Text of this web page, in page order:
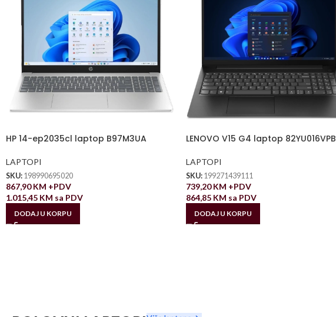
HP 14-ep2035cl laptop B97M3UA
LAPTOPI
SKU: 198990695020
867,90KM +PDV
1.015,45 KM sa PDV
DODAJ U KORPU
LENOVO V15 G4 laptop 82YU016VPB
LAPTOPI
SKU: 199271439111
739,20KM +PDV
864,85 KM sa PDV
DODAJ U KORPU